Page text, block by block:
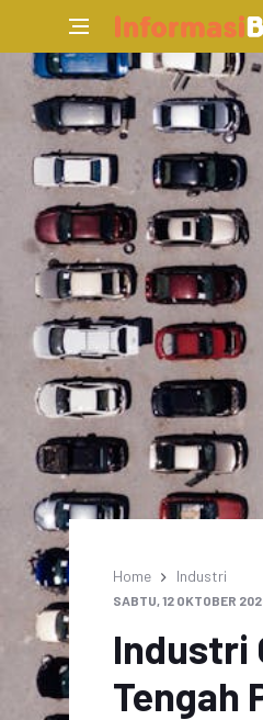
Home Industri
SABTU, 12 OKTOBER
Industri
Tengah